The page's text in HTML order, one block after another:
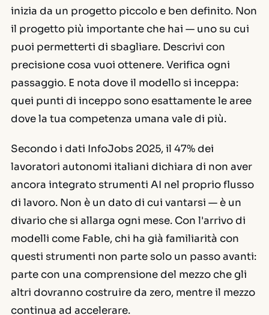
inizia da un progetto piccolo e ben definito. Non
il progetto più importante che hai — uno su cui
puoi permetterti di sbagliare. Descrivi con
precisione cosa vuoi ottenere. Verifica ogni
passaggio. E nota dove il modello si inceppa:
quei punti di inceppo sono esattamente le aree
dove la tua competenza umana vale di più.
Secondo i dati InfoJobs 2025, il 47% dei
lavoratori autonomi italiani dichiara di non aver
ancora integrato strumenti AI nel proprio flusso
di lavoro. Non è un dato di cui vantarsi — è un
divario che si allarga ogni mese. Con l'arrivo di
modelli come Fable, chi ha già familiarità con
questi strumenti non parte solo un passo avanti:
parte con una comprensione del mezzo che gli
altri dovranno costruire da zero, mentre il mezzo
continua ad accelerare.